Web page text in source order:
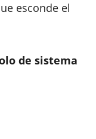
esconde el
de sistema